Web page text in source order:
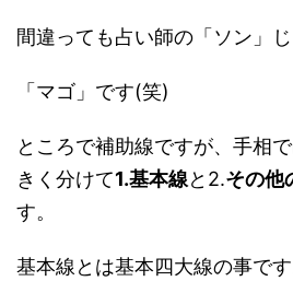
間違っても占い師の「ソン」
「マゴ」です(笑)
ところで補助線ですが、手相
きく分けて1.基本線と2.その他
す。
基本線とは基本四大線の事です